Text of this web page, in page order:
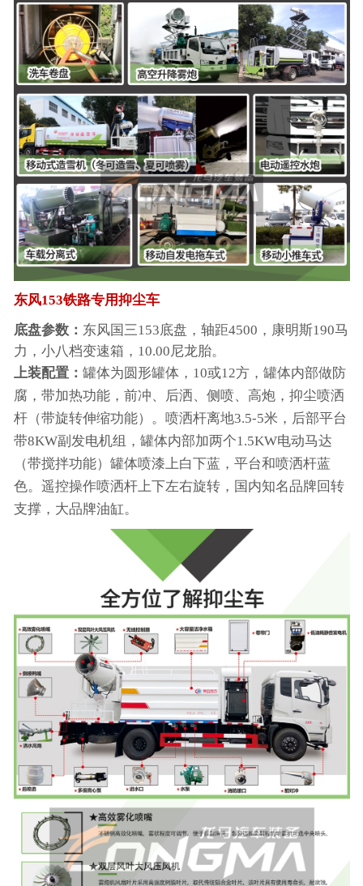
东风153铁路专用抑尘车
底盘参数： 东风国三153底盘，轴距4500，康明斯190马
力，小八档变速箱，10.00尼龙胎。
上装配置： 罐体为圆形罐体，10或12方，罐体内部做防
腐，带加热功能，前冲、后洒、侧喷、高炮，抑尘喷洒
杆（带旋转伸缩功能）。喷洒杆离地3.5-5米，后部平台
带8KW副发电机组，罐体内部加两个1.5KW电动马达
（带搅拌功能）罐体喷漆上白下蓝，平台和喷洒杆蓝
色。遥控操作喷洒杆上下左右旋转，国内知名品牌回转
支撑，大品牌油缸。